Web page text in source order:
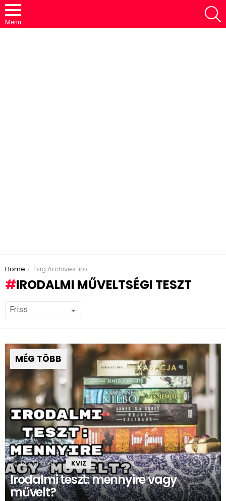
Menu
You are here:
Home Tag Archives: irodalmi műveltségi teszt
IRODALMI MŰVELTSÉGI TESZT
MÉG TÖBB
142 Shares KVIZ
Irodalmi teszt: mennyire vagy
művelt?